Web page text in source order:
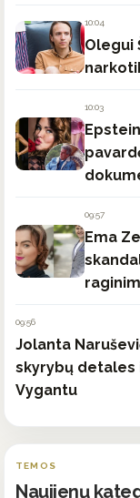
10:04
Olegui
10:03
09:57
Ema
09:56
Jolanta
skyrybų detales
Vygantu
TEMOS
Naujienų